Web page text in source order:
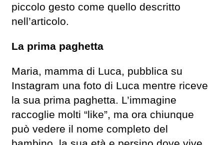
piccolo gesto come quello descritto
nell’articolo.
La prima paghetta
Maria, mamma di Luca, pubblica su
Instagram una foto di Luca mentre riceve
la sua prima paghetta. L’immagine
raccoglie molti “like”, ma ora chiunque
può vedere il nome completo del